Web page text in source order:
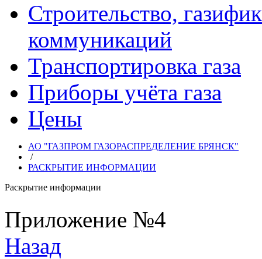
Строительство,
коммуникаций
Транспортировка газа
Приборы учёта газа
Цены
АО "ГАЗПРОМ ГАЗОРАСПРЕДЕЛЕНИЕ БРЯНСК"
/
РАСКРЫТИЕ ИНФОРМАЦИИ
Раскрытие информации
Приложение №4
Назад